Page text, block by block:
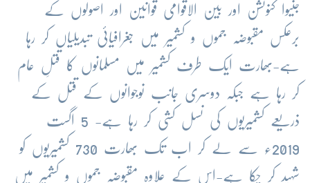
جنیوا کنونشن اور بین الاقوامی قوانین اور اصولوں کے
برعکس مقبوضہ جموں و کشمیر میں جغرافیائی تبدیلیاں کر رہا
ہے-بھارت ایک طرف کشمیر میں مسلمانوں کا قتلِ عام
کر رہا ہے جبکہ دوسری جانب نوجوانوں کے قتل کے
ذریعے کشمیریوں کی نسل کشی کر رہا ہے- 5 اگست
2019ء سے لے کر اب تک بھارت 730 کشمیریوں کو
شہید کر چکا ہے-اس کے علاوہ مقبوضہ جموں و کشمیر میں